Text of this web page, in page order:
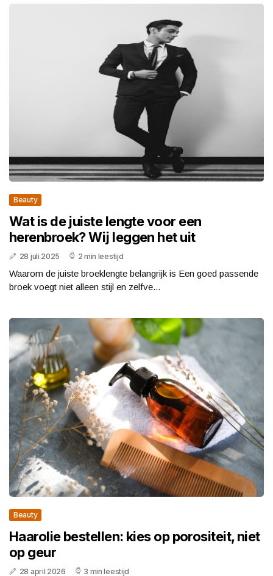
Beauty
Wat is de juiste lengte voor een
herenbroek? Wij leggen het uit
28 juli 2025 2 min leestijd
Waarom de juiste broeklengte belangrijk is Een goed passende
broek voegt niet alleen stijl en zelfve...
Beauty
Haarolie bestellen: kies op porositeit, niet
op geur
28 april 2026 3 min leestijd